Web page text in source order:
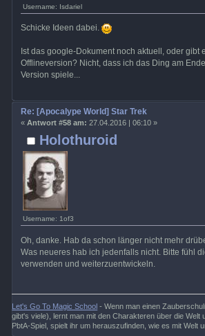
Username: Isdariel
Schicke Ideen dabei.
Ist das google-Dokument noch aktuell, oder gibt
Offlineversion? Nicht, dass ich das Ding am
Version spiele...
Holothuroid
Username: 1of3
Re: [Apocalype World] Star Trek
« Antwort #58 am: 27.04.2016 | 06:10 »
Oh, danke. Hab da schon länger nicht mehr
Was neueres hab ich jedenfalls nicht. Bitte fühl
verwenden und weiterzuentwickeln.
Let's Go To Magic School - Wenn man einen
gibt's viele), lernt man mit den Charakteren über die Welt
PbtA-Spiel, spielt ihr um herauszufinden, wie es mit Welt